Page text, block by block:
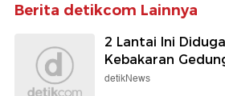
Berita detikcom Lainnya
2 Lantai Ini
Kebakaran
detikNews